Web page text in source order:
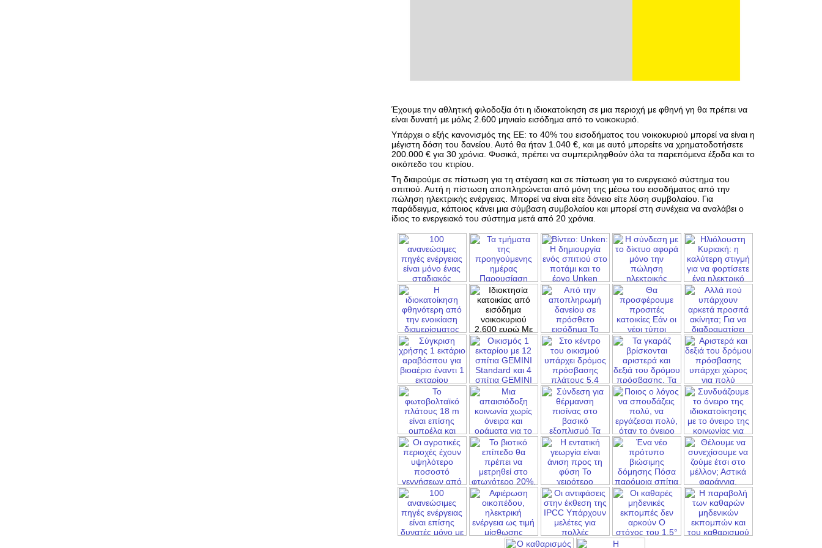
Έχουμε την αθλητική φιλοδοξία ότι η ιδιοκατοίκηση σε μια περιοχή με φθηνή γη θα πρέπει να
είναι δυνατή με μόλις 2.600 μηνιαίο εισόδημα από το νοικοκυριό.
Υπάρχει ο εξής κανονισμός της ΕΕ: το 40% του εισοδήματος του νοικοκυριού μπορεί να είναι η
μέγιστη δόση του δανείου. Αυτό θα ήταν 1.040 €, και με αυτό μπορείτε να χρηματοδοτήσετε
200.000 € για 30 χρόνια. Φυσικά, πρέπει να συμπεριληφθούν όλα τα παρεπόμενα έξοδα και το
οικόπεδο του κτιρίου.
Τη διαιρούμε σε πίστωση για τη στέγαση και σε πίστωση για το ενεργειακό σύστημα του
σπιτιού. Αυτή η πίστωση αποπληρώνεται από μόνη της μέσω του εισοδήματος από την
πώληση ηλεκτρικής ενέργειας. Μπορεί να είναι είτε δάνειο είτε λύση συμβολαίου. Για
παράδειγμα, κάποιος κάνει μια σύμβαση συμβολαίου και μπορεί στη συνέχεια να αναλάβει ο
ίδιος το ενεργειακό του σύστημα μετά από 20 χρόνια.